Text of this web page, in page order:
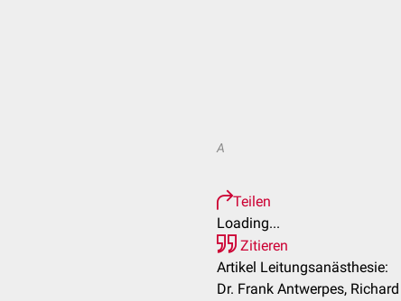
A
Teilen
Loading...
Zitieren
Artikel Leitungsanästhesie:
Dr. Frank Antwerpes,